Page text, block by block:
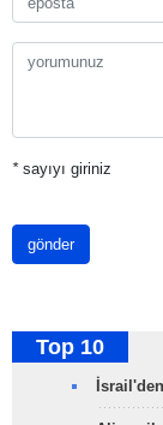
*sayıyı giriniz
gönder
Top 10